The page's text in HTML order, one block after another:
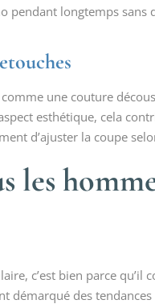
pendant longtemps sans
une couture
esthétique, cela
d’ajuster la coupe
les
c’est bien parce qu’il
démarqué des